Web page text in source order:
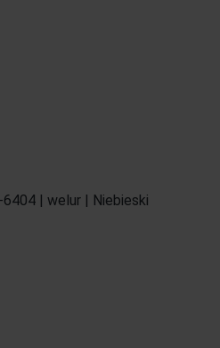
| welur | Niebieski